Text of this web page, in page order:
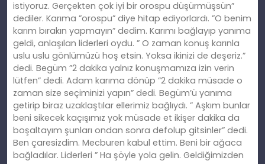
istiyoruz. Gerçekten çok iyi bir orospu düşürmüşsün”
dediler. Karıma ”orospu” diye hitap ediyorlardı. ”O benim
karım bırakın yapmayın” dedim. Karımı bağlayıp yanıma
geldi, anlaşılan liderleri oydu. ” O zaman konuş karınla
uslu uslu gönlümüzü hoş etsin. Yoksa ikinizi de deşeriz.”
dedi. Begüm ”2 dakika yalnız konuşmamıza izin verin
lütfen” dedi. Adam karıma dönüp ”2 dakika müsade o
zaman size seçiminizi yapın” dedi. Begüm’ü yanıma
getirip biraz uzaklaştılar ellerimiz bağlıydı. ” Aşkım bunlar
beni sikecek kaçışımız yok müsade et ikişer dakika da
boşaltayım şunları ondan sonra defolup gitsinler” dedi.
Ben çaresizdim. Mecburen kabul ettim. Beni bir ağaca
bağladılar. Liderleri ” Ha şöyle yola gelin. Geldiğimizden